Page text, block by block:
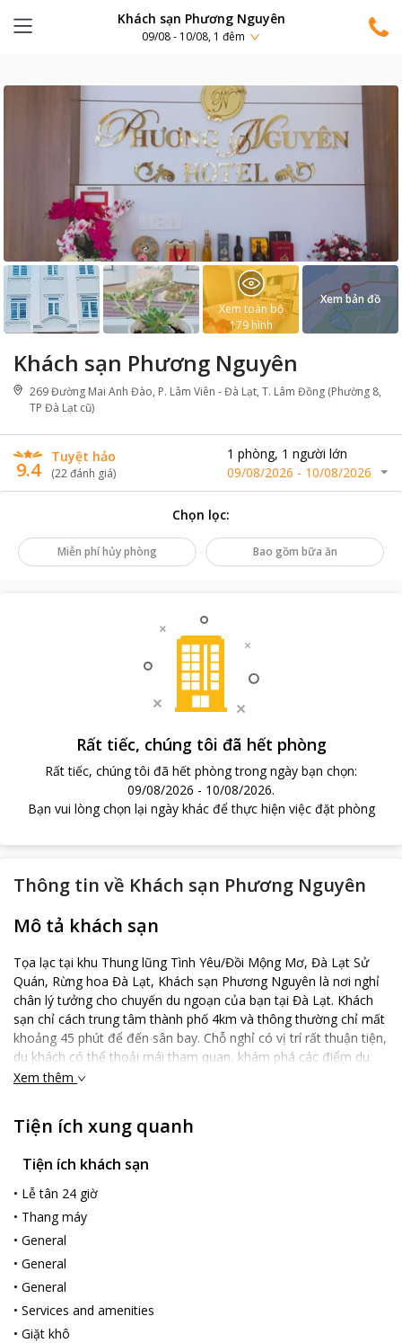
Khách sạn Phương Nguyên
09/08 - 10/08, 1 đêm
Khách sạn Phương Nguyên
269 Đường Mai Anh Đào, P. Lâm Viên - Đà Lạt, T. Lâm Đồng (Phường 8,
TP Đà Lạt cũ)
9.4
Tuyệt hảo
(22đánh giá)
1 phòng, 1 người lớn
09/08/2026 - 10/08/2026
Xem toàn bộ
179 hình
Xem bản đồ
Chọn lọc:
Miễn phí hủy phòng Bao gồm bữa ăn
Rất tiếc, chúng tôi đã hết phòng
Rất tiếc, chúng tôi đã hết phòng trong ngày bạn chọn:
09/08/2026 - 10/08/2026.
Bạn vui lòng chọn lại ngày khác để thực hiện việc đặt phòng
Thông tin về Khách sạn Phương Nguyên
Mô tả khách sạn
Tọa lạc tại khu Thung lũng Tình Yêu/Đồi Mộng Mơ, Đà Lạt Sử
Quán, Rừng hoa Đà Lạt, Khách sạn Phương Nguyên là nơi nghỉ
chân lý tưởng cho chuyến du ngoạn của bạn tại Đà Lạt. Khách
sạn chỉ cách trung tâm thành phố 4km và thông thường chỉ mất
khoảng 45 phút để đến sân bay. Chỗ nghỉ có vị trí rất thuận tiện,
du khách có thể thoải mái tham quan, khám phá các điểm du
lịch nổi tiếng. Các tiện nghi và dịch vụ do Khách sạn Phương
các phòng của khách sạn đều có cửa sổ với tầm nhìn ra khung
trên tầng áp mái nhỏ xinh cho du khách ngắm cảnh, đọc sách,
uống trà, chỗ vui chơi cho các bé nhỏ. Khách sạn sẽ mang đến
cho du khách cảm giác ấm áp, yên bình nơi xứ lạnh. Để chuyến
du lịch của quý khách được thuận tiện và dễ dàng hơn, khách
sạn còn cung cấp những dịch vụ khác như: cho thuê xe máy,
dịch vụ Tour nội thành, cung cấp cà phê của hãng cà phê
Phương Nguyên, mật ong, hạt macca, và các loại mứt... Hãy đến
với Khách sạn Phương Nguyên- Ngôi nhà thứ hai của bạn nơi xứ
lạnh.
Xem thêm
Tiện ích xung quanh
Tiện ích khách sạn
• Lễ tân 24 giờ
• Thang máy
• General
• General
• General
• Services and amenities
• Giặt khô